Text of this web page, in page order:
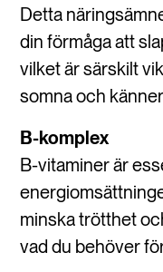
Detta
din förmåga att
vilket är särskilt
somna och
B-komplex
B-vitaminer är
minska trötthet
vad du behöver